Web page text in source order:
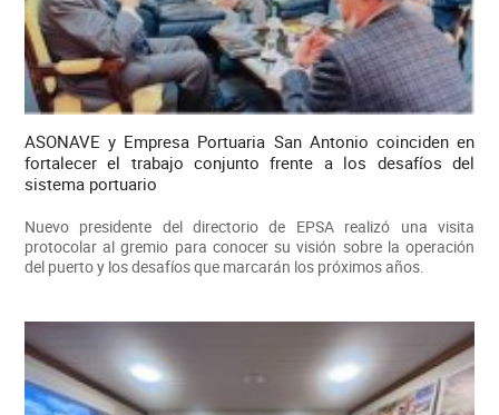
ASONAVE y Empresa Portuaria San Antonio coinciden en
fortalecer el trabajo conjunto frente a los desafíos del
sistema portuario
Nuevo presidente del directorio de EPSA realizó una visita
protocolar al gremio para conocer su visión sobre la operación
del puerto y los desafíos que marcarán los próximos años.